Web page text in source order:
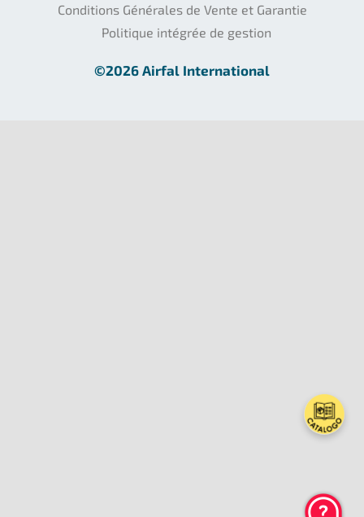
Conditions Générales de Vente et Garantie
Politique intégrée de gestion
©2026 Airfal International